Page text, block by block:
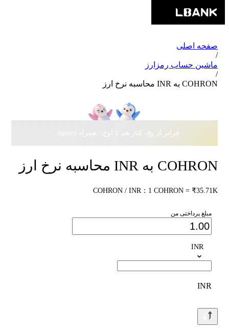
صفحه اصلی
/
ماشین حساب رمزارز
/
COHRON به INR محاسبه نرخ ارز
COHRON به INR محاسبه نرخ ارز
COHRON / INR：1 COHRON = ₹35.71K
مبلغ پرداختی من
INR
INR